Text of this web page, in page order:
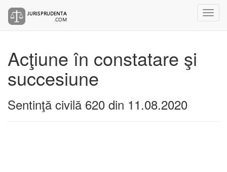
Acţiune în constatare şi
succesiune
Sentinţă civilă 620 din 11.08.2020